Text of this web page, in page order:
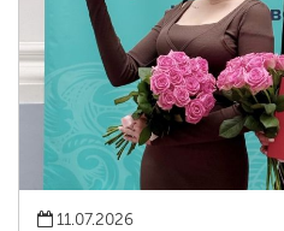
11.07.2026